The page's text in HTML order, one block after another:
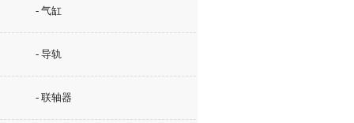
- 气缸
- 导轨
- 联轴器